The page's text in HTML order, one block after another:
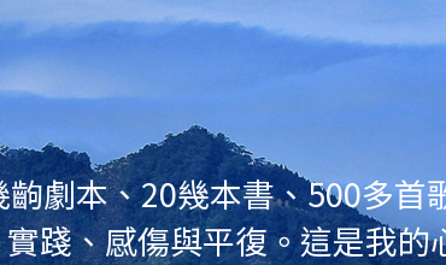
劇本、20幾本書、500多首
踐、感傷與平復。這是我的